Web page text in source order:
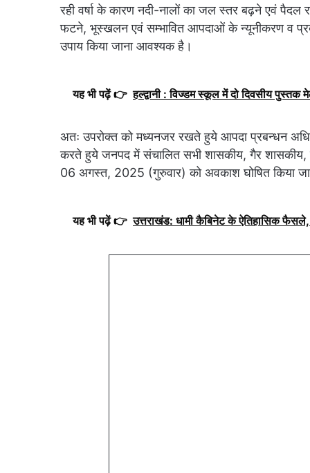
रही वर्षा के कारण नदी-नालों का जल स्तर बढ़ने एवं पैदल
फटने, भूस्खलन एवं सम्भावित आपदाओं के न्यूनीकरण व
उपाय किया जाना आवश्यक है।
यह भी पढ़ें 👉 हल्द्वानी : विज्डम स्कूल में दो दिवसीय पुस्तक
अतः उपरोक्त को मध्यनजर रखते हुये आपदा प्रबन्धन
करते हुये जनपद में संचालित सभी शासकीय, गैर शासकीय,
06 अगस्त, 2025 (गुरुवार) को अवकाश घोषित किया
यह भी पढ़ें 👉 उत्तराखंड: धामी कैबिनेट के ऐतिहासिक फैसले,